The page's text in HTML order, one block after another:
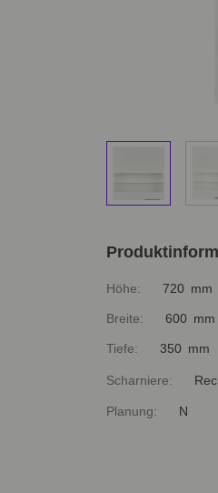
Höhe: 720 mm
Breite: 600 mm
Tiefe: 350 mm
Scharniere:
Planung: N